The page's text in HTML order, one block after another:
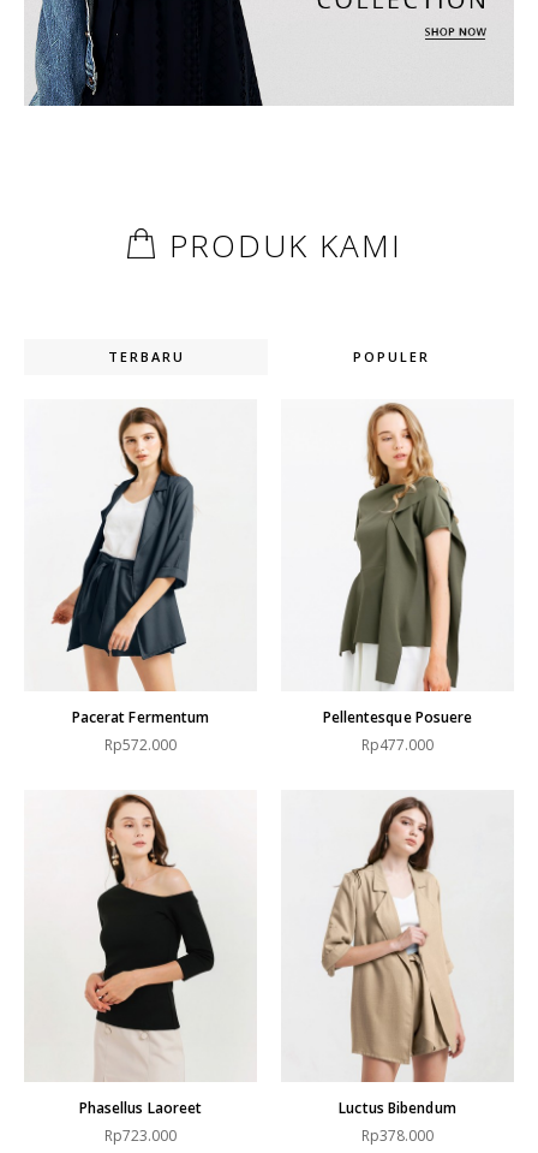
PRODUK KAMI
TERBARU POPULER
Pacerat Fermentum
Rp572.000
Pellentesque Posuere
Rp477.000
Phasellus Laoreet
Rp723.000
Luctus Bibendum
Rp378.000